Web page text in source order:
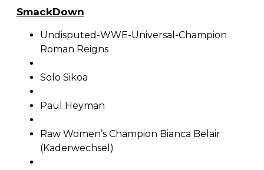
SmackDown
Undisputed-WWE-Universal-Champion
Roman Reigns
Solo Sikoa
Paul Heyman
Raw Women’s Champion Bianca Belair
(Kaderwechsel)